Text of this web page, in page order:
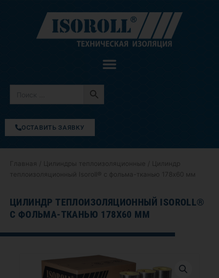
содержимому
ОСТАВИТЬ ЗАЯВКУ
Главная Цилиндры теплоизоляционные / Цилиндр
теплоизоляционный Isoroll® с фольма-тканью 178х60 мм
ЦИЛИНДР ТЕПЛОИЗОЛЯЦИОННЫЙ ISOROLL®
С ФОЛЬМА-ТКАНЬЮ 178Х60 ММ